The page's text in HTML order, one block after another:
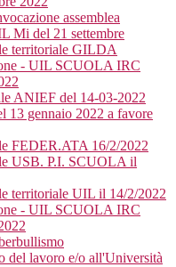
assemblea
Mi del 21 settembre
territoriale GILDA
- UIL SCUOLA IRC
ANIEF del 14-03-2022
13 gennaio 2022 a favore
FEDER.ATA 16/2/2022
USB. P.I. SCUOLA il
territoriale UIL il 14/2/2022
- UIL SCUOLA IRC
del lavoro e/o all'Università